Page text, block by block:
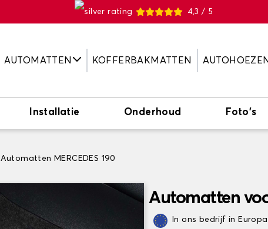
4,3 / 5
AUTOMATTEN KOFFERBAKMATTEN AUTOHOEZEN
Installatie Onderhoud Foto's
Automatten MERCEDES 190
Automatten
In ons bedrijf in